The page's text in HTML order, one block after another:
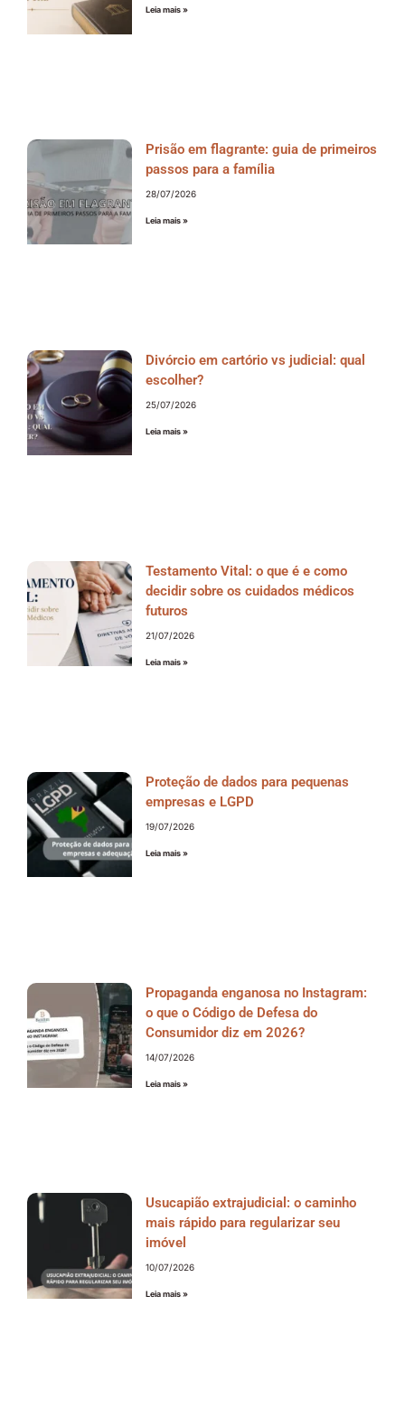
Leia mais »
Prisão em flagrante: guia de primeiros
passos para a família
28/07/2026
Leia mais »
Divórcio em cartório vs judicial: qual
escolher?
25/07/2026
Leia mais »
Testamento Vital: o que é e como
decidir sobre os cuidados médicos
futuros
21/07/2026
Leia mais »
Proteção de dados para pequenas
empresas e LGPD
19/07/2026
Leia mais »
Propaganda enganosa no Instagram:
o que o Código de Defesa do
Consumidor diz em 2026?
14/07/2026
Leia mais »
Usucapião extrajudicial: o caminho
mais rápido para regularizar seu
imóvel
10/07/2026
Leia mais »